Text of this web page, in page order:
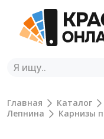
Главная Каталог
Лепнина
Карнизы